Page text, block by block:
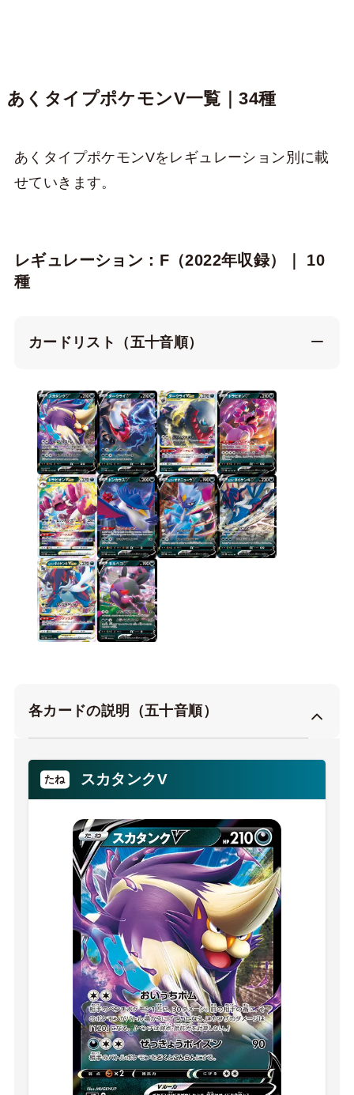
あくタイプポケモンV一覧｜34種
あくタイプポケモンVをレギュレーション別に載
せていきます。
レギュレーション：F（2022年収録）｜ 10
種
カードリスト（五十音順）
各カードの説明（五十音順）
スカタンクV